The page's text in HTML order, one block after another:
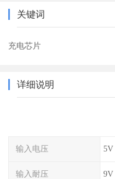
关键词
充电芯片
详细说明
输入电压 5V
输入耐压 9V